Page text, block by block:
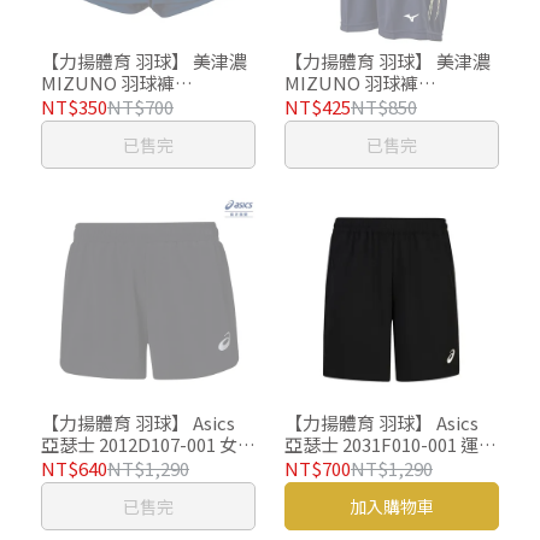
【力揚體育 羽球】 美津濃
MIZUNO 羽球褲
v2tb2a1914 羽球短褲 運動
短褲
NT$350NT$700
已售完
【力揚體育 羽球】 美津濃
MIZUNO 羽球褲
v2tbAA0114 羽球短褲 運
動短褲
NT$425NT$850
已售完
【力揚體育 羽球】 Asics
亞瑟士 2012D107-001 女版
運動褲 女版 羽球褲
NT$640NT$1,290
已售完
【力揚體育 羽球】 Asics
亞瑟士 2031F010-001 運動
褲 羽球褲
NT$700NT$1,290
加入購物車